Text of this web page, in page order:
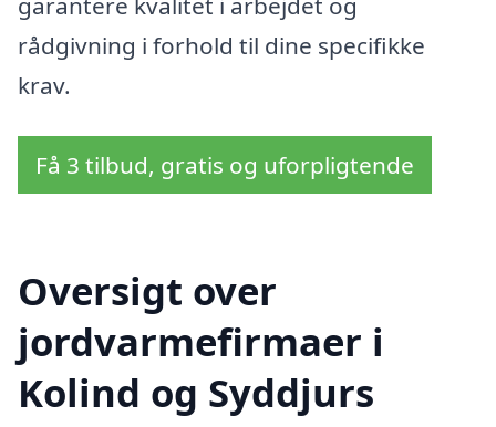
rådgivning i forhold til dine specifikke
krav.
Få 3 tilbud, gratis og uforpligtende
Oversigt over
jordvarmefirmaer i
Kolind og Syddjurs